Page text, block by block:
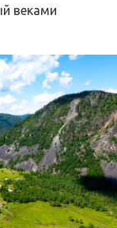
веками